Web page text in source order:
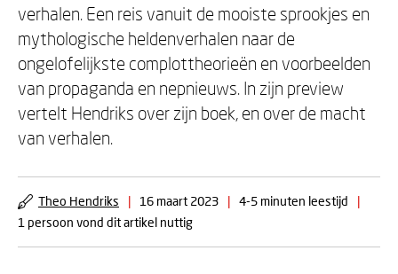
verhalen. Een reis vanuit de mooiste sprookjes en
mythologische heldenverhalen naar de
ongelofelijkste complottheorieën en voorbeelden
van propaganda en nepnieuws. In zijn preview
vertelt Hendriks over zijn boek, en over de macht
van verhalen.
Theo Hendriks | 16 maart 2023 | 4-5 minuten leestijd
|
1 persoon vond dit artikel nuttig